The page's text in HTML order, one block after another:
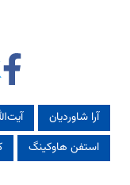
آرا شاوردیان
استفن هاوکینگ